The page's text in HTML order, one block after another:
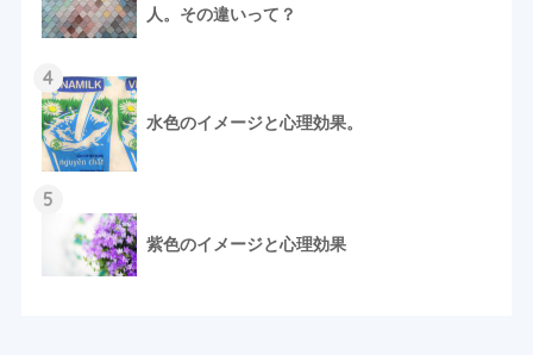
人。その違いって？
4
水色のイメージと心理効果。
5
紫色のイメージと心理効果